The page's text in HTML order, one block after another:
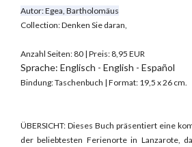
Autor: Egea, Bartholomäus
Collection: Denken Sie daran,
Anzahl Seiten: 80 | Preis: 8,95 EUR
Sprache: Englisch - English - Español
Bindung: Taschenbuch | Format: 19,5 x 26 cm.
ÜBERSICHT: Dieses Buch präsentiert eine
der beliebtesten Ferienorte in Lanzarote,